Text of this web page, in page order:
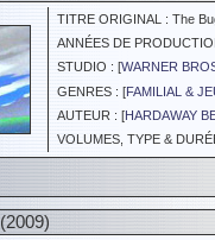
TITRE ORIGINAL : The
ANNÉES DE
STUDIO : [WARNER
GENRES : [FAMILIAL &
AUTEUR : [HARDAWAY
VOLUMES, TYPE &
(2009)